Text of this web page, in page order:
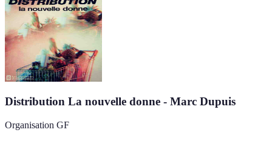
Distribution La nouvelle donne - Marc Dupuis
Organisation GF